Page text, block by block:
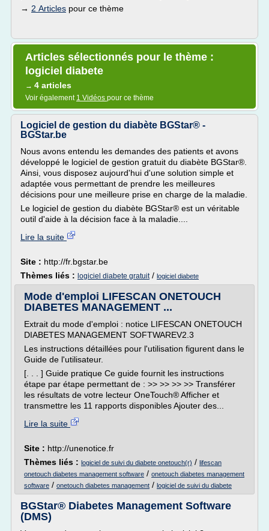
→ 2 Articles pour ce thème
Articles sélectionnés pour le thème :
logiciel diabete
→ 4 articles
Voir également 1 Vidéos pour ce thème
Logiciel de gestion du diabète BGStar® -
BGStar.be
Nous avons entendu les demandes des patients et avons
développé le logiciel de gestion gratuit du diabète BGStar®.
Ainsi, vous disposez aujourd'hui d'une solution simple et
adaptée vous permettant de prendre les meilleures
décisions pour une meilleure prise en charge de la maladie.
Le logiciel de gestion du diabète BGStar® est un véritable
outil d'aide à la décision face à la maladie....
Lire la suite
Site : http://fr.bgstar.be
Thèmes liés : logiciel diabete gratuit/ logiciel diabete
Mode d'emploi LIFESCAN ONETOUCH
DIABETES MANAGEMENT ...
Extrait du mode d'emploi : notice LIFESCAN ONETOUCH
DIABETES MANAGEMENT SOFTWAREV2.3
Les instructions détaillées pour l'utilisation figurent dans le
Guide de l'utilisateur.
[. . . ] Guide pratique Ce guide fournit les instructions
étape par étape permettant de : >> >> >> >> Transférer
les résultats de votre lecteur OneTouch® Afficher et
transmettre les 11 rapports disponibles Ajouter des...
Lire la suite
Site : http://unenotice.fr
Thèmes liés : logiciel de suivi du diabete onetouch(r) / lifescan
onetouch diabetes management software / onetouch diabetes management
software / onetouch diabetes management / logiciel de suivi du diabete
BGStar® Diabetes Management Software
(DMS)